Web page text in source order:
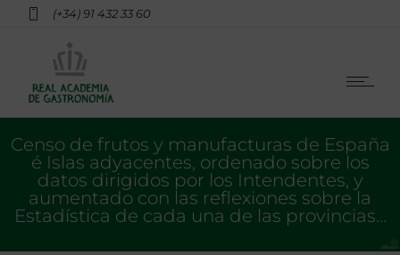
(+34) 91 432 33 60
Censo de frutos y manufacturas de España
é Islas adyacentes, ordenado sobre los
datos dirigidos por los Intendentes, y
aumentado con las reflexiones sobre la
Estadística de cada una de las provincias…